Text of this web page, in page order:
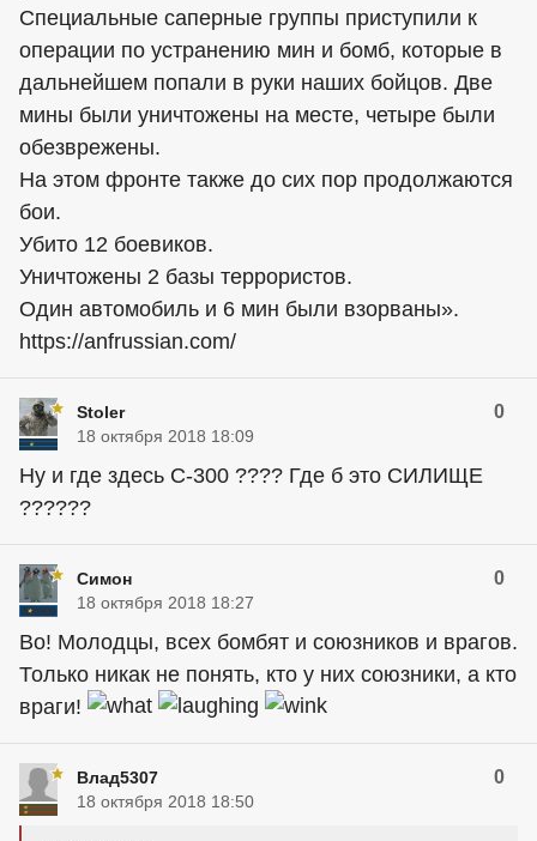
Специальные саперные группы приступили к
операции по устранению мин и бомб, которые в
дальнейшем попали в руки наших бойцов. Две
мины были уничтожены на месте, четыре были
обезврежены.
На этом фронте также до сих пор продолжаются
бои.
Убито 12 боевиков.
Уничтожены 2 базы террористов.
Один автомобиль и 6 мин были взорваны».
https://anfrussian.com/
Stoler 0
18 октября 2018 18:09
Ну и где здесь С-300 ???? Где б это СИЛИЩЕ
??????
Симон 0
18 октября 2018 18:27
Во! Молодцы, всех бомбят и союзников и врагов.
Только никак не понять, кто у них союзники, а кто
враги!
Влад5307 0
18 октября 2018 18:50